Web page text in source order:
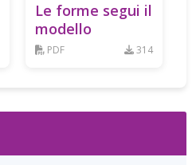
Le forme segui il
modello
PDF 314